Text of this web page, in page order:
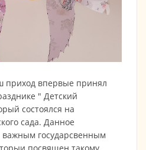
приход впервые принял
" Детский
состоялся на
сада. Данное
важным государсвенным